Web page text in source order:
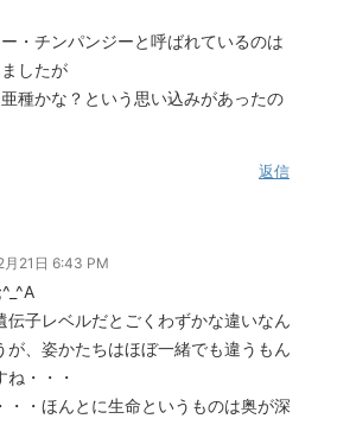
・チンパンジーと呼ばれているのは
したが
種かな？という思い込みがあったの
返信
月21日 6:43 PM
伝子レベルだとごくわずかな違いなん
が、姿かたちはほぼ一緒でも違うもん
ね・・・
・・ほんとに生命というものは奥が深